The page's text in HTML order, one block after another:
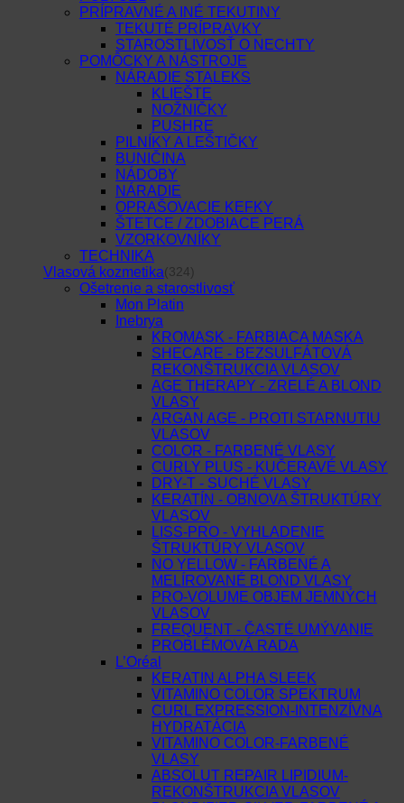
PRÍPRAVNÉ A INÉ TEKUTINY
TEKUTÉ PRÍPRAVKY
STAROSTLIVOSŤ O NECHTY
POMÔCKY A NÁSTROJE
NÁRADIE STALEKS
KLIEŠTE
NOŽNIČKY
PUSHRE
PILNÍKY A LEŠTIČKY
BUNIČINA
NÁDOBY
NÁRADIE
OPRAŠOVACIE KEFKY
ŠTETCE / ZDOBIACE PERÁ
VZORKOVNÍKY
TECHNIKA
Vlasová kozmetika(324)
Ošetrenie a starostlivosť
Mon Platin
Inebrya
KROMASK - FARBIACA MASKA
SHECARE - BEZSULFÁTOVÁ
REKONŠTRUKCIA VLASOV
AGE THERAPY - ZRELÉ A BLOND
VLASY
ARGAN AGE - PROTI STARNUTIU
VLASOV
COLOR - FARBENÉ VLASY
CURLY PLUS - KUČERAVÉ VLASY
DRY-T - SUCHÉ VLASY
KERATÍN - OBNOVA ŠTRUKTÚRY
VLASOV
LISS-PRO - VYHLADENIE
ŠTRUKTÚRY VLASOV
NO YELLOW - FARBENÉ A
MELÍROVANÉ BLOND VLASY
PRO-VOLUME OBJEM JEMNÝCH
VLASOV
FREQUENT - ČASTÉ UMÝVANIE
PROBLÉMOVÁ RADA
L’Oréal
KERATIN ALPHA SLEEK
VITAMINO COLOR SPEKTRUM
CURL EXPRESSION-INTENZÍVNA
HYDRATÁCIA
VITAMINO COLOR-FARBENÉ
VLASY
ABSOLUT REPAIR LIPIDIUM-
REKONŠTRUKCIA VLASOV